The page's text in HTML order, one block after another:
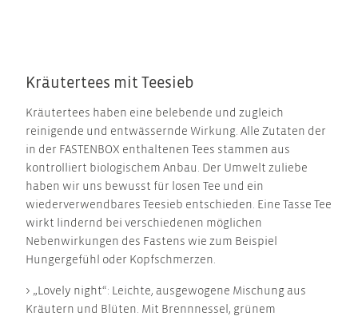
Kräutertees mit Teesieb
Kräutertees haben eine belebende und zugleich
reinigende und entwässernde Wirkung. Alle Zutaten der
in der FASTENBOX enthaltenen Tees stammen aus
kontrolliert biologischem Anbau. Der Umwelt zuliebe
haben wir uns bewusst für losen Tee und ein
wiederverwendbares Teesieb entschieden. Eine Tasse Tee
wirkt lindernd bei verschiedenen möglichen
Nebenwirkungen des Fastens wie zum Beispiel
Hungergefühl oder Kopfschmerzen.
> „Lovely night“: Leichte, ausgewogene Mischung aus
Kräutern und Blüten. Mit Brennnessel, grünem